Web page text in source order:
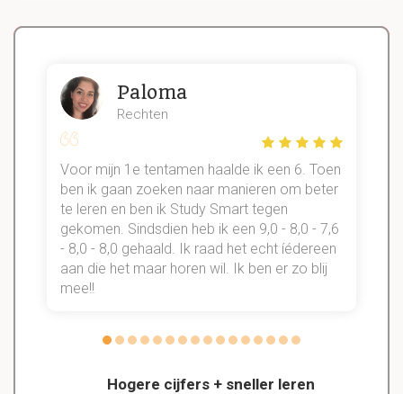
Hogere cijfers + sneller leren
Paloma
Rechten
Voor mijn 1e tentamen haalde ik een 6. Toen
ben ik gaan zoeken naar manieren om beter
te leren en ben ik Study Smart tegen
gekomen. Sindsdien heb ik een 9,0 - 8,0 - 7,6
- 8,0 - 8,0 gehaald. Ik raad het echt íédereen
aan die het maar horen wil. Ik ben er zo blij
mee!!